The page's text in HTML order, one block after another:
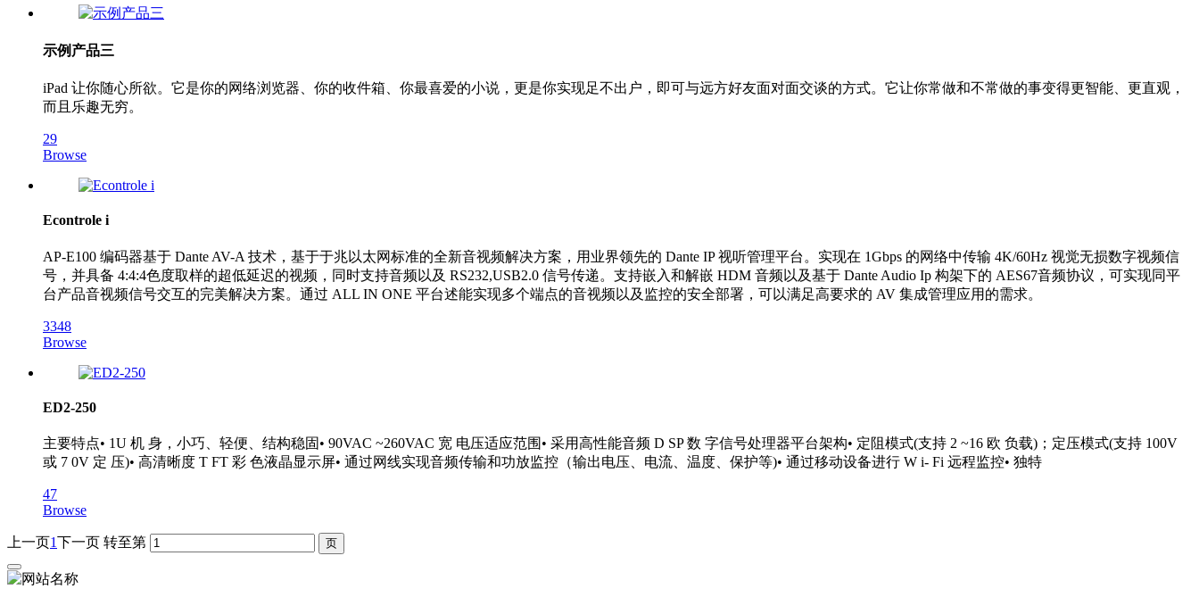
示例产品三
iPad 让你随心所欲。它是你的网络浏览器、你的收件箱、你最喜爱的小说，更是你实现足不出户，即可与远方好友面对面交谈的方式。它让你常做和不常做的事变得更智能、更直观，
而且乐趣无穷。
29
Browse
Econtrole i
AP-E100 编码器基于 Dante AV-A 技术，基于于兆以太网标准的全新音视频解决方案，用业界领先的 Dante IP 视听管理平台。实现在 1Gbps 的网络中传输 4K/60Hz 视觉无损数字视频信
号，并具备 4:4:4色度取样的超低延迟的视频，同时支持音频以及 RS232,USB2.0 信号传递。支持嵌入和解嵌 HDM 音频以及基于 Dante Audio Ip 构架下的 AES67音频协议，可实现同平
台产品音视频信号交互的完美解决方案。通过 ALL IN ONE 平台述能实现多个端点的音视频以及监控的安全部署，可以满足高要求的 AV 集成管理应用的需求。
3348
Browse
ED2-250
主要特点• 1U 机 身，小巧、轻便、结构稳固• 90VAC ~260VAC 宽 电压适应范围• 采用高性能音频 D SP 数 字信号处理器平台架构• 定阻模式(支持 2 ~16 欧 负载)；定压模式(支持 100V
或 7 0V 定 压)• 高清晰度 T FT 彩 色液晶显示屏• 通过网线实现音频传输和功放监控（输出电压、电流、温度、保护等)• 通过移动设备进行 W i- Fi 远程监控• 独特
47
Browse
上一页1下一页 转至第